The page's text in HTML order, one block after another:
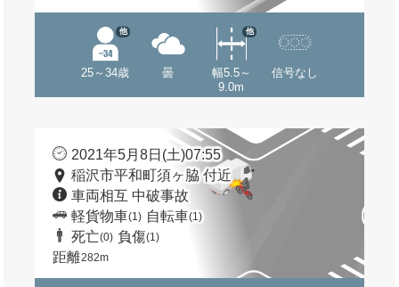
25～34歳
他
曇
幅5.5～
9.0m
他
信号なし
2021年5月8日(土)07:55
稲沢市平和町須ヶ脇 付近
車両相互 中破事故
軽貨物車(1) 自転車(1)
死亡(0) 負傷(1)
距離282m